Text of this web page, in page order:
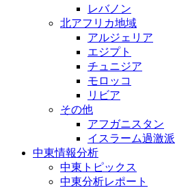
レバノン
北アフリカ地域
アルジェリア
エジプト
チュニジア
モロッコ
リビア
その他
アフガニスタン
イスラーム過激派
中東情報分析
中東トピックス
中東分析レポート